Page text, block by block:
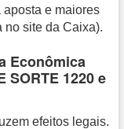
aposta e maiores
no site da Caixa).
Econômica
SORTE 1220 e
efeitos legais.